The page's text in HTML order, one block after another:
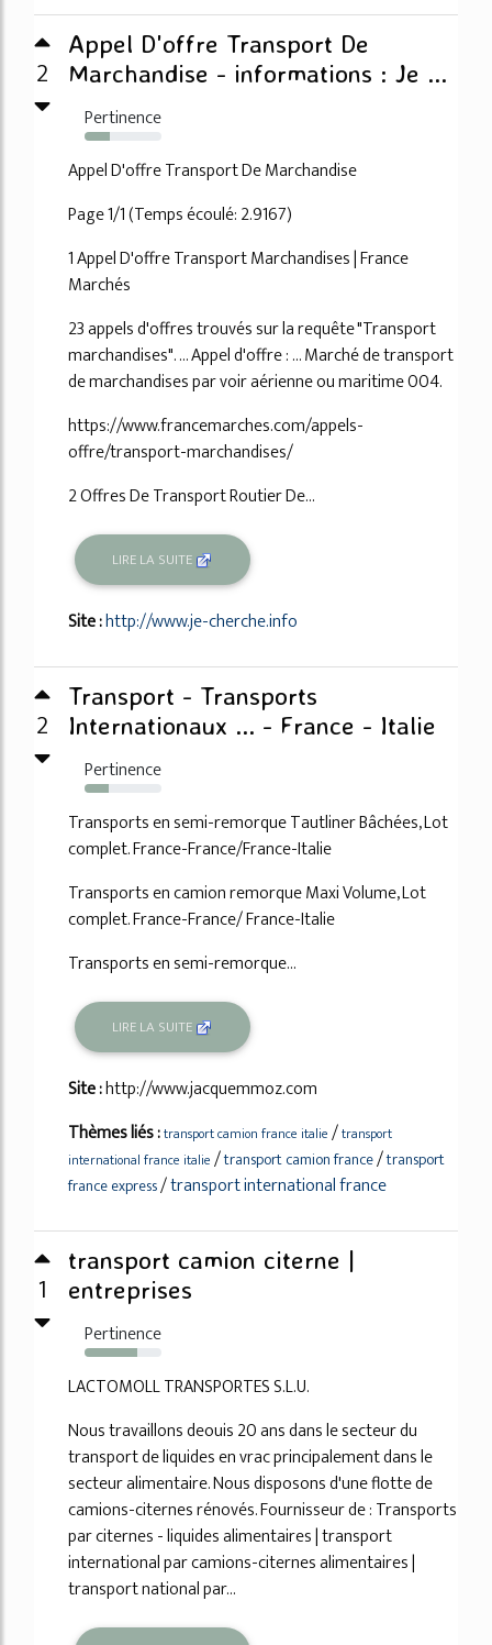
2
Appel D'offre Transport De
Marchandise - informations : Je ...
Pertinence
33%
Appel D'offre Transport De Marchandise
Page 1/1 (Temps écoulé: 2.9167)
1 Appel D'offre Transport Marchandises | France
Marchés
23 appels d'offres trouvés sur la requête "Transport
marchandises". ... Appel d'offre : ... Marché de transport
de marchandises par voir aérienne ou maritime 004.
https://www.francemarches.com/appels-
offre/transport-marchandises/
2 Offres De Transport Routier De...
LIRE LA SUITE
Site :http://www.je-cherche.info
2
Transport - Transports
Internationaux ... - France - Italie
Pertinence
31%
Transports en semi-remorque Tautliner Bâchées, Lot
complet. France-France/France-Italie
Transports en camion remorque Maxi Volume, Lot
complet. France-France/ France-Italie
Transports en semi-remorque...
LIRE LA SUITE
Site :http://www.jacquemmoz.com
Thèmes liés :transport camion france italie /transport
international france italie /transport camion france/transport
france express/transport international france
1
transport camion citerne |
entreprises
Pertinence
68%
LACTOMOLL TRANSPORTES S.L.U.
Nous travaillons deouis 20 ans dans le secteur du
transport de liquides en vrac principalement dans le
secteur alimentaire. Nous disposons d'une flotte de
camions-citernes rénovés. Fournisseur de : Transports
par citernes - liquides alimentaires | transport
international par camions-citernes alimentaires |
transport national par...